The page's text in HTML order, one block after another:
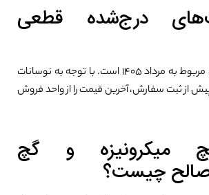
درج‌شده قطعی
قیمت‌های این جدول مربوط به مرداد ۱۴۰۵ است. با توجه به نوسانات
از ثبت سفارش، آخرین قیمت را از واحد فروش
میکرونیزه و گچ
چیست؟